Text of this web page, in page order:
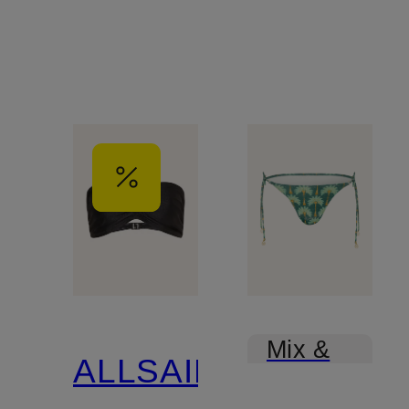
ALLSAINTS
Mix &